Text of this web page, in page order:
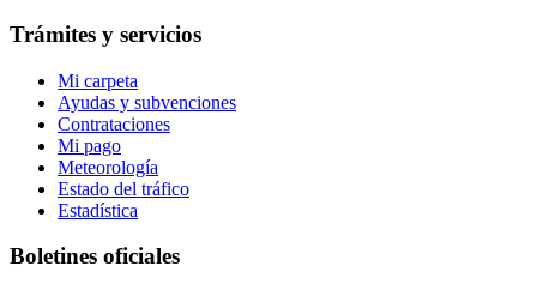
Trámites y servicios
Mi carpeta
Ayudas y subvenciones
Contrataciones
Mi pago
Meteorología
Estado del tráfico
Estadística
Boletines oficiales